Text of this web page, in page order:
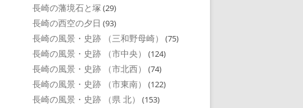
長崎の藩境石と塚 (29)
長崎の西空の夕日 (93)
長崎の風景・史跡 （三和野母崎） (75)
長崎の風景・史跡 （市中央） (124)
長崎の風景・史跡 （市北西） (74)
長崎の風景・史跡 （市東南） (122)
長崎の風景・史跡 （県 北） (153)